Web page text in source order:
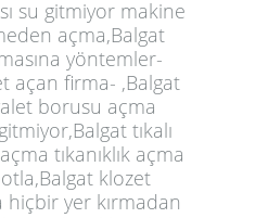
su gitmiyor makine
açma,Balgat
yöntemler-
açan firma- ,Balgat
borusu açma
tıkalı
tıkanıklık açma
klozet
hiçbir yer kırmadan